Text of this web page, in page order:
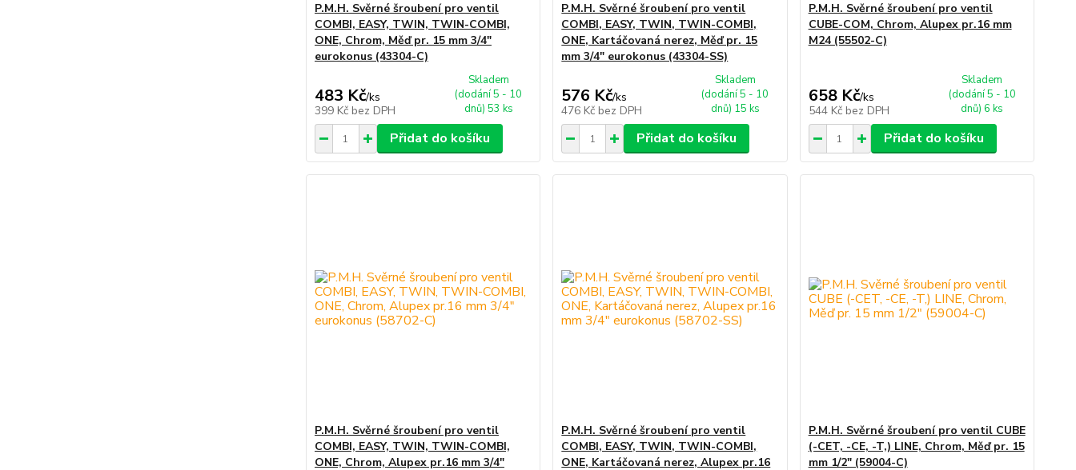
P.M.H. Svěrné šroubení pro ventil
COMBI, EASY, TWIN, TWIN-COMBI,
ONE, Chrom, Měď pr. 15 mm 3/4"
eurokonus (43304-C)
483 Kč/ks
399 Kč bez DPH
Skladem
(dodání 5 - 10
dnů) 53 ks
Přidat do košíku
P.M.H. Svěrné šroubení pro ventil
COMBI, EASY, TWIN, TWIN-COMBI,
ONE, Kartáčovaná nerez, Měď pr. 15
mm 3/4" eurokonus (43304-SS)
576 Kč/ks
476 Kč bez DPH
Skladem
(dodání 5 - 10
dnů) 15 ks
Přidat do košíku
P.M.H. Svěrné šroubení pro ventil
CUBE-COM, Chrom, Alupex pr.16 mm
M24 (55502-C)
658 Kč/ks
544 Kč bez DPH
Skladem
(dodání 5 - 10
dnů) 6 ks
Přidat do košíku
P.M.H. Svěrné šroubení pro ventil
COMBI, EASY, TWIN, TWIN-COMBI,
ONE, Chrom, Alupex pr.16 mm 3/4"
P.M.H. Svěrné šroubení pro ventil
COMBI, EASY, TWIN, TWIN-COMBI,
ONE, Kartáčovaná nerez, Alupex pr.16
P.M.H. Svěrné šroubení pro ventil CUBE
(-CET, -CE, -T,) LINE, Chrom, Měď pr. 15
mm 1/2" (59004-C)